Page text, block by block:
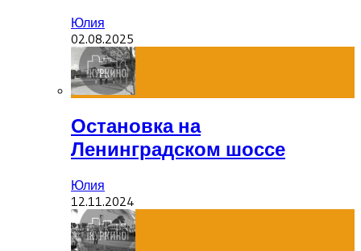
Юлия
02.08.2025
Остановка на
Ленинградском шоссе
Юлия
12.11.2024